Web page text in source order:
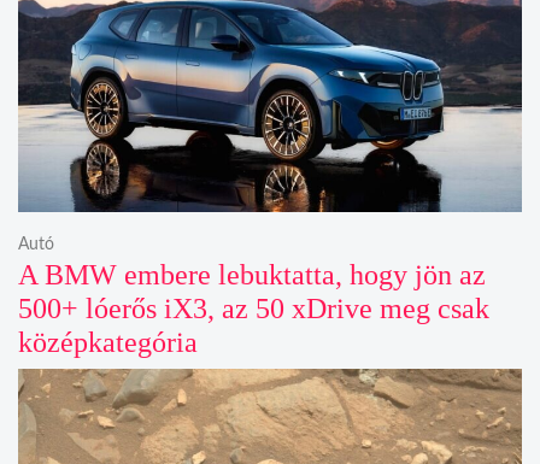
A BMW embere lebuktatta, hogy jön az
500+ lóerős iX3, az 50 xDrive meg csak
középkategória
Autó